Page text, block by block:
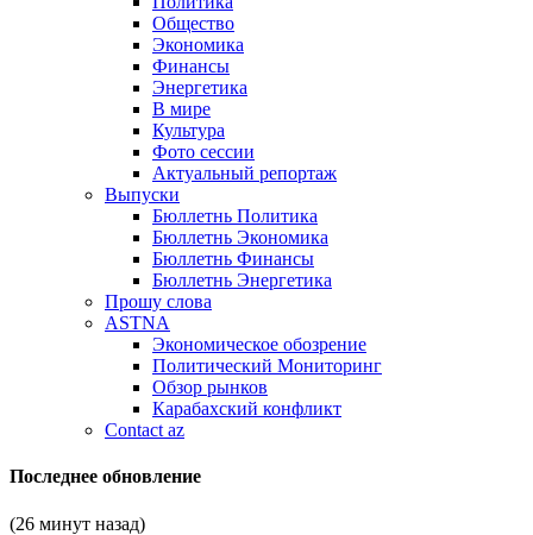
Общество
Экономика
Финансы
Энергетика
В мире
Культура
Фото сессии
Актуальный репортаж
Выпуски
Бюллетнь Политика
Бюллетнь Экономика
Бюллетнь Финансы
Бюллетнь Энергетика
Прошу слова
ASTNA
Экономическое обозрение
Политический Мониторинг
Обзор рынков
Карабахский конфликт
Contact az
Последнее обновление
(26 минут назад)